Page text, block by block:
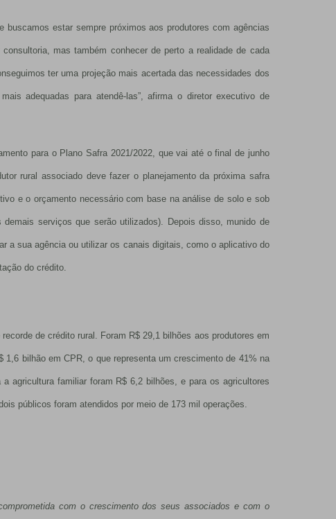
buscamos estar sempre próximos aos produtores com agências
mas também conhecer de perto a realidade de cada
ter uma projeção mais acertada das necessidades dos
adequadas para atendê-las”, afirma o diretor executivo de
para o Plano Safra 2021/2022, que vai até o final de junho
rural associado deve fazer o planejamento da próxima safra
e o orçamento necessário com base na análise de solo e sob
serviços que serão utilizados). Depois disso, munido de
a sua agência ou utilizar os canais digitais, como o aplicativo do
do crédito.
de crédito rural. Foram R$ 29,1 bilhões aos produtores em
1,6 bilhão em CPR, o que representa um crescimento de 41% na
agricultura familiar foram R$ 6,2 bilhões, e para os agricultores
públicos foram atendidos por meio de 173 mil operações.
com o crescimento dos seus associados e com o